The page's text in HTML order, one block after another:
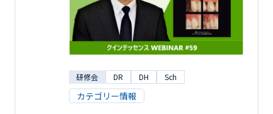
研修会 DR DH Sch
カテゴリー情報